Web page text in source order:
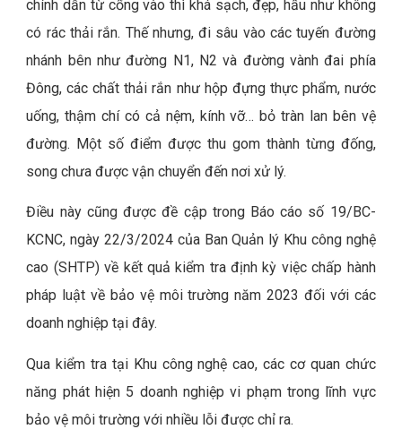
chính dẫn từ cổng vào thì khá sạch, đẹp, hầu như không
có rác thải rắn. Thế nhưng, đi sâu vào các tuyến đường
nhánh bên như đường N1, N2 và đường vành đai phía
Đông, các chất thải rắn như hộp đựng thực phẩm, nước
uống, thậm chí có cả nệm, kính vỡ… bỏ tràn lan bên vệ
đường. Một số điểm được thu gom thành từng đống,
song chưa được vận chuyển đến nơi xử lý.
Điều này cũng được đề cập trong Báo cáo số 19/BC-
KCNC, ngày 22/3/2024 của Ban Quản lý Khu công nghệ
cao (SHTP) về kết quả kiểm tra định kỳ việc chấp hành
pháp luật về bảo vệ môi trường năm 2023 đối với các
doanh nghiệp tại đây.
Qua kiểm tra tại Khu công nghệ cao, các cơ quan chức
năng phát hiện 5 doanh nghiệp vi phạm trong lĩnh vực
bảo vệ môi trường với nhiều lỗi được chỉ ra.